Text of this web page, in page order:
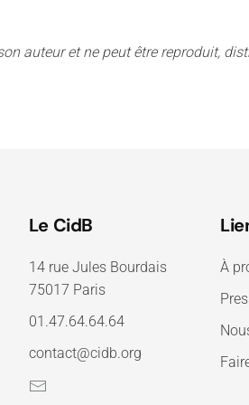
auteur et ne peut être reproduit,
Le CidB
14 rue Jules Bourdais
75017 Paris
01.47.64.64.64
contact@cidb.org
À